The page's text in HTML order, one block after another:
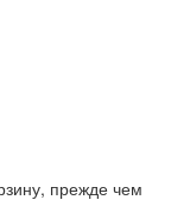
прежде чем